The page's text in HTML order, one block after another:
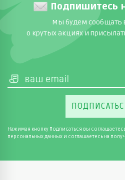
Подпишитесь
Мы будем сообщать
о крутых акциях и
Нажимая кнопку Подписаться вы
персональных данных и соглашаетесь на